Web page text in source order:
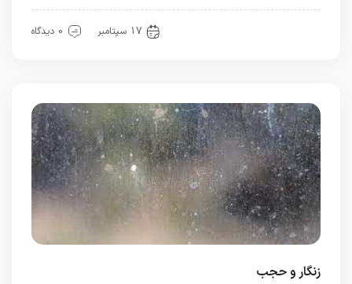
17 سپتامبر 0 دیدگاه
زنگار و حجب